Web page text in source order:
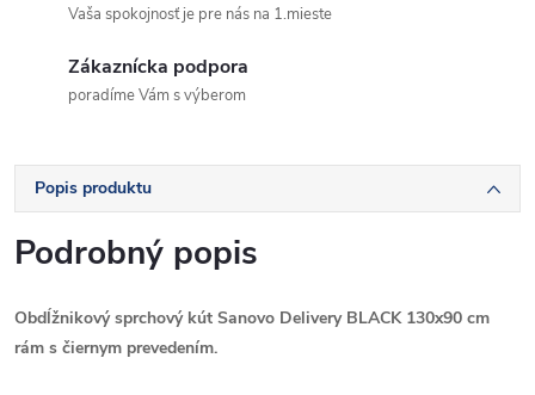
Vaša spokojnosť je pre nás na 1.mieste
Zákaznícka podpora
poradíme Vám s výberom
Popis produktu
Podrobný popis
Obdĺžnikový sprchový kút Sanovo Delivery BLACK 130x90 cm
rám s čiernym prevedením.